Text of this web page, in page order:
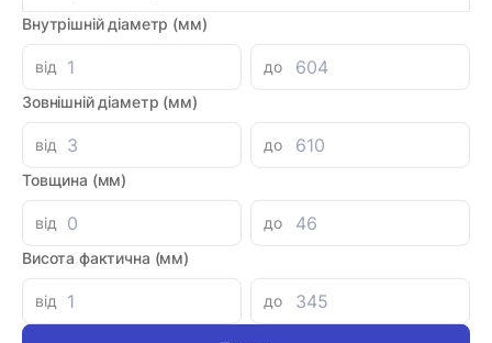
Внутрішній діаметр (мм)
від
до
Зовнішній діаметр (мм)
від
до
Товщина (мм)
від
до
Висота фактична (мм)
від до
+ В корзину
Знайшли дешевше?
107.71 при замовленні на загальну сумму 1000 грн.
Параметри
Країна-виробник Україна